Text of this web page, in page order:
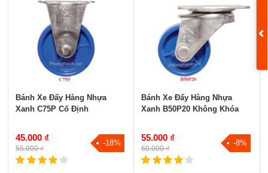
Bánh Xe Đẩy Hàng Nhựa
Xanh C75P Cố Định
45.000 ₫
55.000 ₫
-18%
Bánh Xe Đẩy Hàng Nhựa
Xanh B50P20 Không Khóa
55.000 ₫
60.000 ₫
-8%